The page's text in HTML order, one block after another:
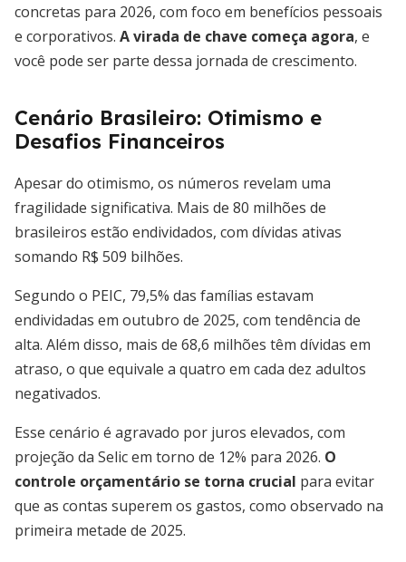
concretas para 2026, com foco em benefícios pessoais
e corporativos. A virada de chave começa agora, e
você pode ser parte dessa jornada de crescimento.
Cenário Brasileiro: Otimismo e
Desafios Financeiros
Apesar do otimismo, os números revelam uma
fragilidade significativa. Mais de 80 milhões de
brasileiros estão endividados, com dívidas ativas
somando R$ 509 bilhões.
Segundo o PEIC, 79,5% das famílias estavam
endividadas em outubro de 2025, com tendência de
alta. Além disso, mais de 68,6 milhões têm dívidas em
atraso, o que equivale a quatro em cada dez adultos
negativados.
Esse cenário é agravado por juros elevados, com
projeção da Selic em torno de 12% para 2026. O
controle orçamentário se torna crucial para evitar
que as contas superem os gastos, como observado na
primeira metade de 2025.